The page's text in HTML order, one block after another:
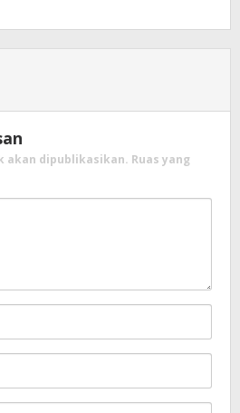
akan dipublikasikan. Ruas yang